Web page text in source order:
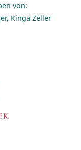
von:
Kinga Zeller